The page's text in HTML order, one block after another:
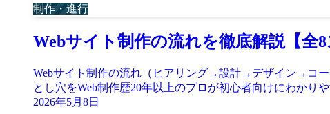
制作・進行
Webサイト制作の流れを徹底解説【
Webサイト制作の流れ（ヒアリング→設計→デザイン→コ
とし穴をWeb制作歴20年以上のプロが初心者向けにわかりや
2026年5月8日